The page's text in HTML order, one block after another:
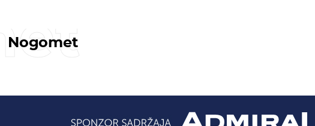
Nogomet